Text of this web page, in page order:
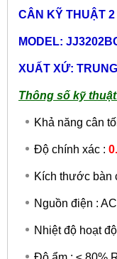
CÂN KỸ THUẬT 2
MODEL:
XUẤT XỨ:
Thông số kỹ
Khả năng cân
Độ chính xác :
Kích thước bàn
Nguồn điện :
Nhiệt độ hoạt